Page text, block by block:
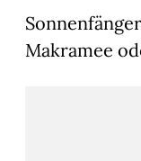
Makramee